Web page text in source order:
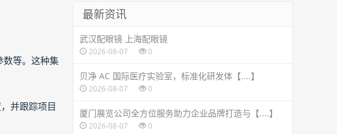
数等。这种集
并跟踪项目
最新资讯
武汉配眼镜 上海配眼镜
2026-08-07 0
贝净 AC 国际医疗实验室，标准化研发体【....】
2026-08-07 0
厦门展览公司全方位服务助力企业品牌打造与【....】
2026-08-07 0